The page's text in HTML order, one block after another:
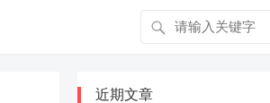
近期文章